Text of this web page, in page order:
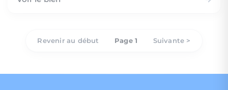
Revenir au début Page 1 Suivante >